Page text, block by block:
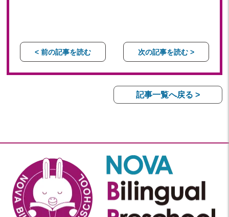
< 前の記事を読む 次の記事を読む >
記事一覧へ戻る >